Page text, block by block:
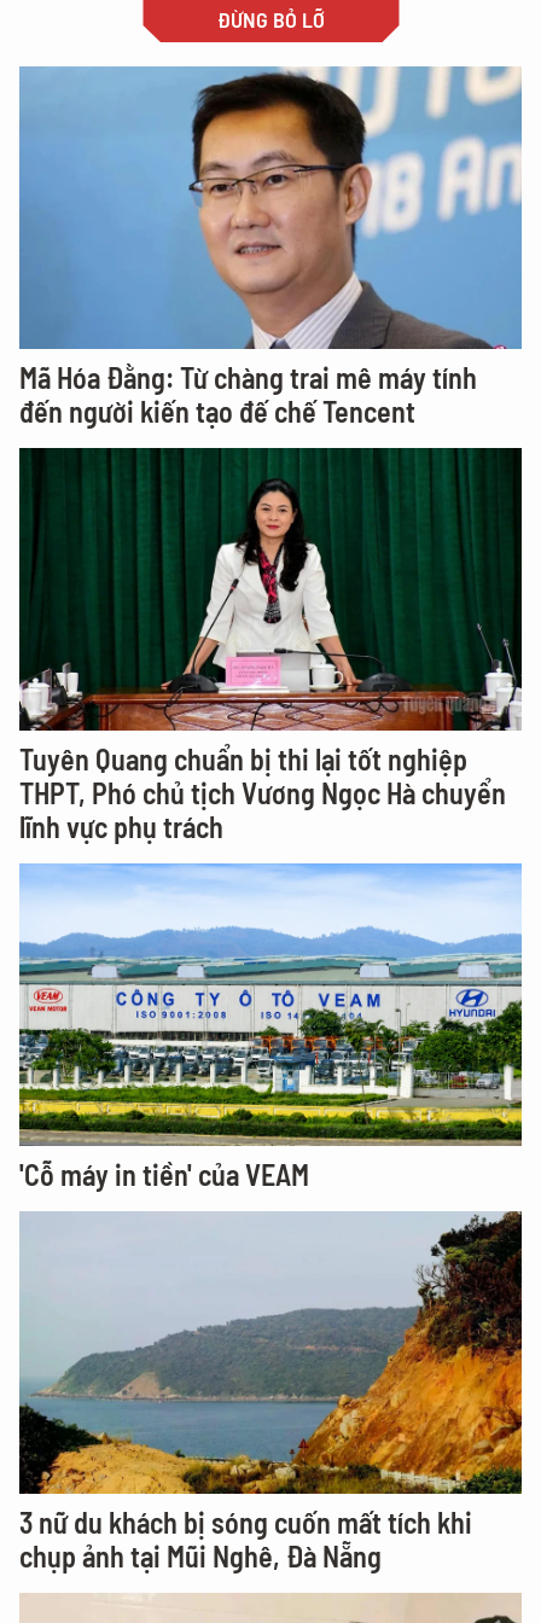
ĐỪNG BỎ LỠ
Mã Hóa Đằng: Từ chàng trai mê máy tính
đến người kiến tạo đế chế Tencent
Tuyên Quang chuẩn bị thi lại tốt nghiệp
THPT, Phó chủ tịch Vương Ngọc Hà chuyển
lĩnh vực phụ trách
'Cỗ máy in tiền' của VEAM
3 nữ du khách bị sóng cuốn mất tích khi
chụp ảnh tại Mũi Nghê, Đà Nẵng